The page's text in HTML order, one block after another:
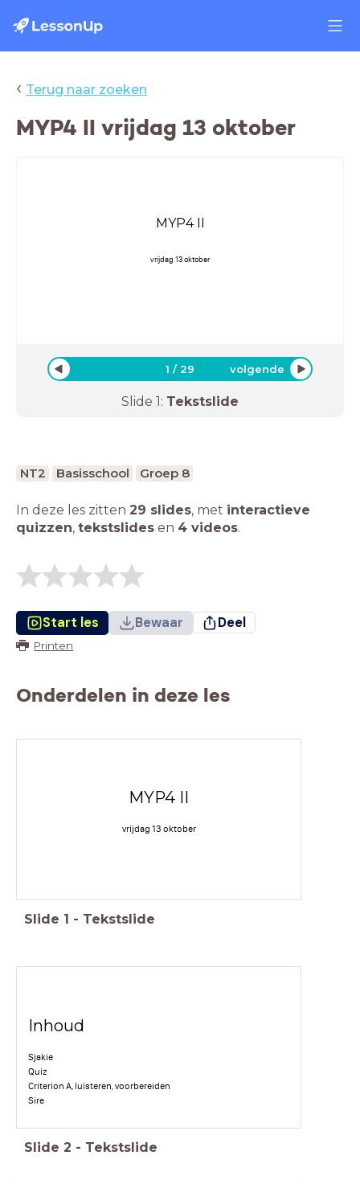
‹ Terug naar zoeken
MYP4 II vrijdag 13 oktober
MYP4 II
vrijdag 13 oktober
1 /29 volgende
Slide 1: Tekstslide
NT2 Basisschool Groep 8
In deze les zitten 29 slides, met interactieve
quizzen, tekstslides en 4 videos.
Start les Bewaar Deel
Printen
Onderdelen in deze les
MYP4 II
vrijdag 13 oktober
Slide 1 - Tekstslide
Inhoud
Sjakie
Quiz
Criterion A, luisteren, voorbereiden
Sire
Slide 2 - Tekstslide